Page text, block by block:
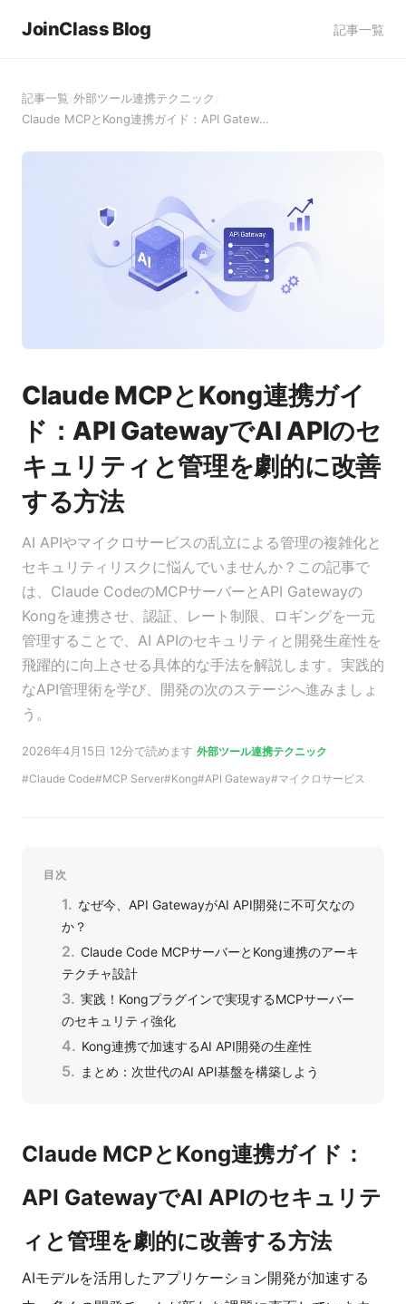
JoinClass Blog 記事一覧
記事一覧 外部ツール連携テクニック
Claude MCPとKong連携ガイド：API Gatew…
Claude MCPとKong連携ガイ
ド：API GatewayでAI APIのセ
キュリティと管理を劇的に改善
する方法
AI APIやマイクロサービスの乱立による管理の複雑化と
セキュリティリスクに悩んでいませんか？この記事で
は、Claude CodeのMCPサーバーとAPI Gatewayの
Kongを連携させ、認証、レート制限、ロギングを一元
管理することで、AI APIのセキュリティと開発生産性を
飛躍的に向上させる具体的な手法を解説します。実践的
なAPI管理術を学び、開発の次のステージへ進みましょ
う。
2026年4月15日 12分で読めます 外部ツール連携テクニック
Claude Code MCP Server Kong API Gateway マイクロサービス
目次
なぜ今、API GatewayがAI API開発に不可欠なの
か？
Claude Code MCPサーバーとKong連携のアーキ
テクチャ設計
実践！Kongプラグインで実現するMCPサーバー
のセキュリティ強化
Kong連携で加速するAI API開発の生産性
まとめ：次世代のAI API基盤を構築しよう
Claude MCPとKong連携ガイド：
API GatewayでAI APIのセキュリテ
ィと管理を劇的に改善する方法
AIモデルを活用したアプリケーション開発が加速する